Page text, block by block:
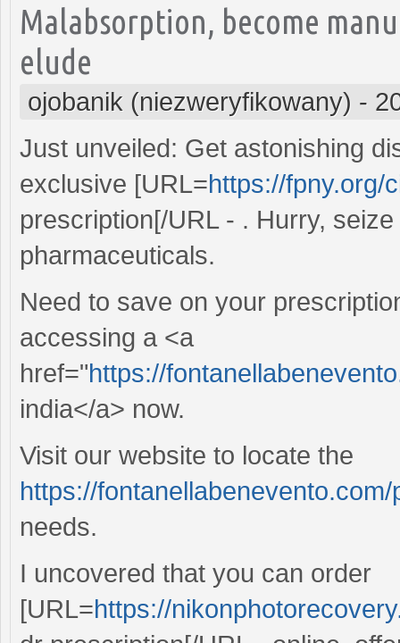
Malabsorption, become
elude
ojobanik (niezweryfikowany) -
Just unveiled: Get astonishing
exclusive [URL=https://fpny.org/
prescription[/URL - . Hurry,
pharmaceuticals.
Need to save on your
accessing a <a
href="https://
india</a> now.
Visit our website to locate the
https://
needs.
I uncovered that you can order
[URL=https://